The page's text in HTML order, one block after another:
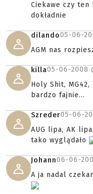
Ciekawe czy ten
dokładnie
dilando05-06-
AGM nas
killa05-06-2008
Holy Shit,
bardzo fajnie...
Szreder05-06-
AUG lipa, AK
tako wyglądało
Johann06-06-
A ja nadal